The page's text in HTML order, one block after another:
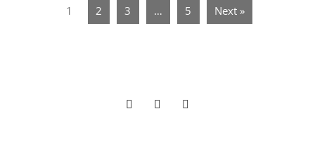
1 2 3 … 5 Next »